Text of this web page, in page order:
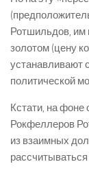
Ротшильдов, им
золотом (цену
устанавливают
политической
Кстати, на фоне
Рокфеллеров
из взаимных